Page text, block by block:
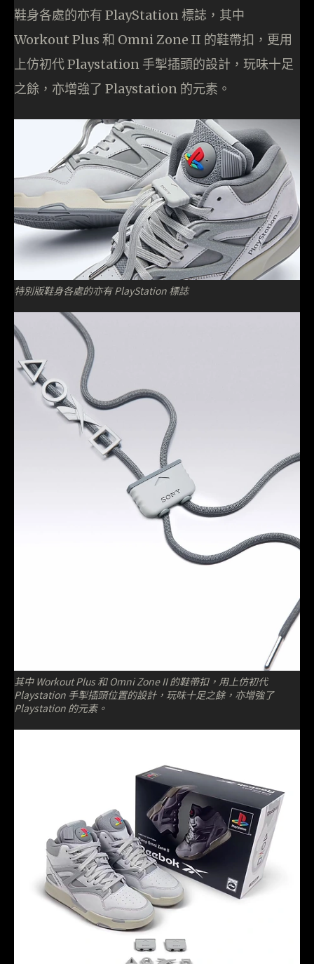
鞋身各處的亦有 PlayStation 標誌，其中
Workout Plus 和 Omni Zone II 的鞋帶扣，更用
上仿初代 Playstation 手掣插頭的設計，玩味十足
之餘，亦增強了 Playstation 的元素。
特別版鞋身各處的亦有 PlayStation 標誌
其中 Workout Plus 和 Omni Zone II 的鞋帶扣，用上仿初代
Playstation 手掣插頭位置的設計，玩味十足之餘，亦增強了
Playstation 的元素。